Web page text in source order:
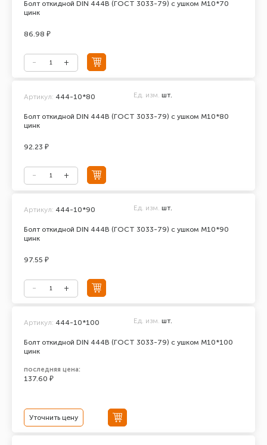
Болт откидной DIN 444В (ГОСТ 3033-79) с ушком М10*70
цинк
86.98 ₽
Болт откидной DIN 444В (ГОСТ 3033-79) с ушком М10*80
цинк
Артикул: 444-10*80 Ед. изм. шт.
92.23 ₽
Болт откидной DIN 444В (ГОСТ 3033-79) с ушком М10*90
цинк
Артикул: 444-10*90 Ед. изм. шт.
97.55 ₽
Болт откидной DIN 444В (ГОСТ 3033-79) с ушком М10*100
цинк
Артикул: 444-10*100 Ед. изм. шт.
последняя цена:
137.60 ₽
Уточнить цену